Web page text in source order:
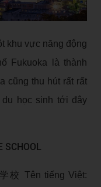
khu vực năng động
Fukuoka là thành
cũng thu hút rất rất
học sinh tới đây
SCHOOL
校 Tên tiếng Việt: